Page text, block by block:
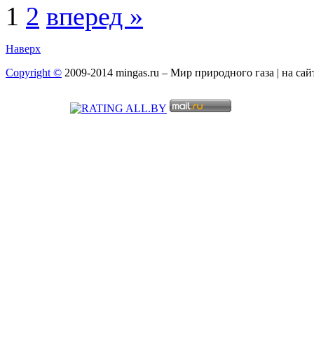
1 2 вперед »
Наверх
Copyright © 2009-2014 mingas.ru – Мир природного газа | на